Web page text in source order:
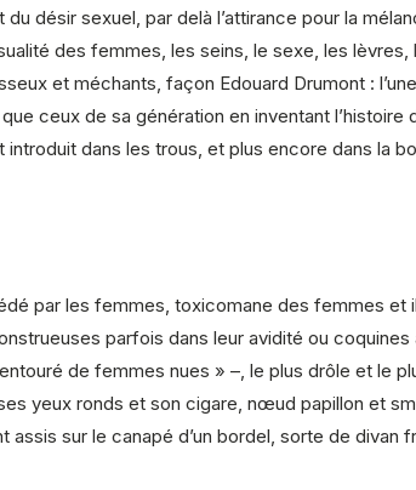
désir sexuel, par delà l’attirance pour la
des femmes, les seins, le sexe, les lèvres,
et méchants, façon Edouard Drumont :
ceux de sa génération en inventant l’histoire
dans les trous, et plus encore dans la
par les femmes, toxicomane des femmes et il
parfois dans leur avidité ou coquines
de femmes nues » –, le plus drôle et le
yeux ronds et son cigare, nœud papillon et
sur le canapé d’un bordel, sorte de divan